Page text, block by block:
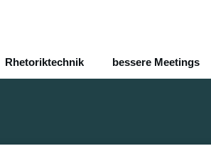
Rhetoriktechnik bessere Meetings